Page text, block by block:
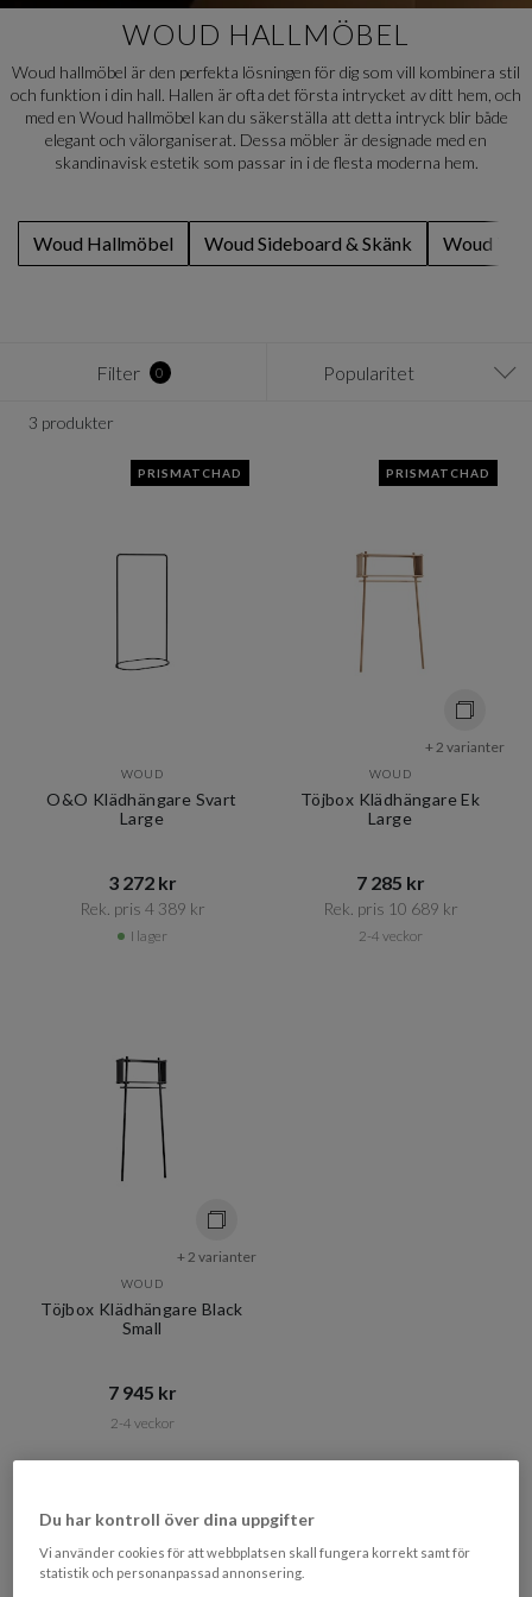
WOUD HALLMÖBEL
Woud hallmöbel är den perfekta lösningen för dig som vill kombinera stil
och funktion i din hall. Hallen är ofta det första intrycket av ditt hem, och
med en Woud hallmöbel kan du säkerställa att detta intryck blir både
elegant och välorganiserat. Dessa möbler är designade med en
skandinavisk estetik som passar in i de flesta moderna hem.
Woud Hallmöbel Woud Sideboard & Skänk Woud
Filter 0 Popularitet
3 produkter
PRISMATCHAD
WOUD
O&O Klädhängare Svart
Large
3 272 kr​​
Rek. pris 4 389 kr​​
I lager
PRISMATCHAD
+ 2 varianter
WOUD
Töjbox Klädhängare Ek
Large
7 285 kr​​
Rek. pris 10 689 kr​​
2-4 veckor
+ 2 varianter
WOUD
Töjbox Klädhängare Black
Small
7 945 kr​​
2-4 veckor
Woud Hallmöbel
Du har kontroll över dina uppgifter
Vi använder cookies för att webbplatsen skall fungera korrekt samt för
statistik och personanpassad annonsering.